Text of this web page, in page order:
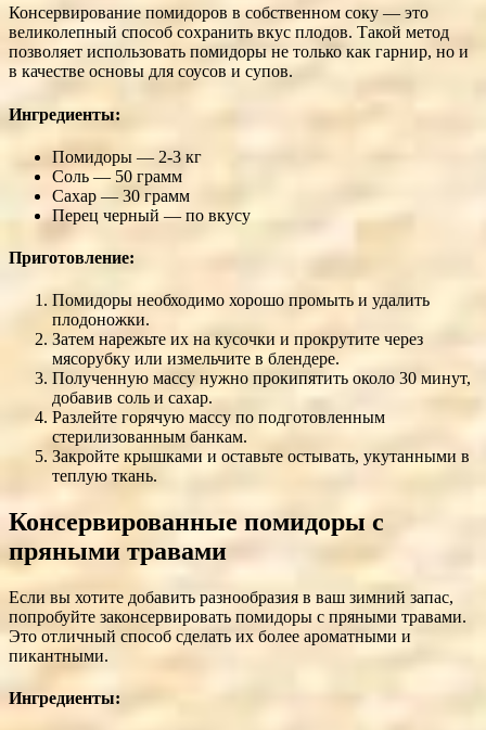
Консервирование помидоров в собственном соку — это
великолепный способ сохранить вкус плодов. Такой метод
позволяет использовать помидоры не только как гарнир, но и
в качестве основы для соусов и супов.
Ингредиенты:
Помидоры — 2-3 кг
Соль — 50 грамм
Сахар — 30 грамм
Перец черный — по вкусу
Приготовление:
Помидоры необходимо хорошо промыть и удалить
плодоножки.
Затем нарежьте их на кусочки и прокрутите через
мясорубку или измельчите в блендере.
Полученную массу нужно прокипятить около 30 минут,
добавив соль и сахар.
Разлейте горячую массу по подготовленным
стерилизованным банкам.
Закройте крышками и оставьте остывать, укутанными в
теплую ткань.
Консервированные помидоры с
пряными травами
Если вы хотите добавить разнообразия в ваш зимний запас,
попробуйте законсервировать помидоры с пряными травами.
Это отличный способ сделать их более ароматными и
пикантными.
Ингредиенты: